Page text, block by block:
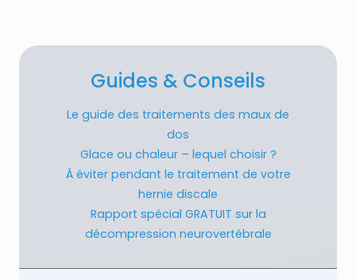
Guides & Conseils
Le guide des traitements des maux de
dos
Glace ou chaleur – lequel choisir ?
À éviter pendant le traitement de votre
hernie discale
Rapport spécial GRATUIT sur la
décompression neurovertébrale